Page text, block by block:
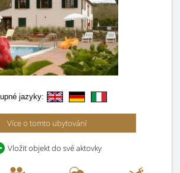
jazyky:
Více o tomto ubytování
Vložit objekt do své aktovky